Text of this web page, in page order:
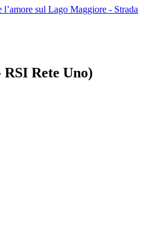
l’amore sul Lago Maggiore - Strada
RSI Rete Uno)